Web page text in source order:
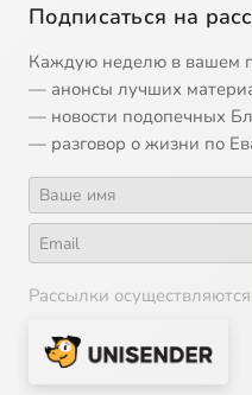
Подписаться на
Каждую неделю в вашем
— анонсы лучших
— новости подопечных
— разговор о жизни по
Рассылки